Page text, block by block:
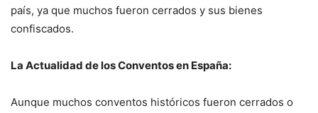
país, ya que muchos fueron cerrados y sus bienes
confiscados.
La Actualidad de los Conventos en España:
Aunque muchos conventos históricos fueron cerrados o